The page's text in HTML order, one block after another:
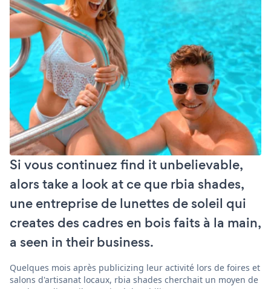
Si vous continuez find it unbelievable,
alors take a look at ce que rbia shades,
une entreprise de lunettes de soleil qui
creates des cadres en bois faits à la main,
a seen in their business.
Quelques mois après publicizing leur activité lors de foires et
salons d'artisanat locaux, rbia shades cherchait un moyen de